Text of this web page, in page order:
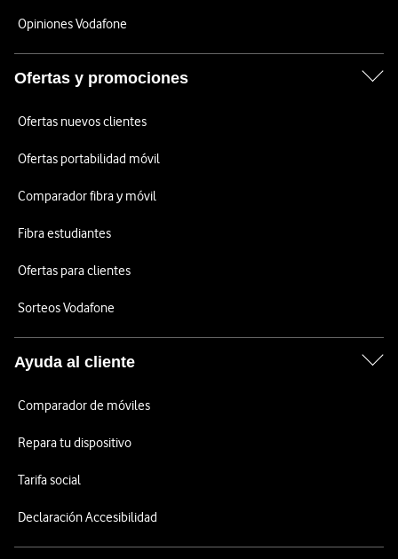
Opiniones Vodafone
Ofertas y promociones
Ofertas nuevos clientes
Ofertas portabilidad móvil
Comparador fibra y móvil
Fibra estudiantes
Ofertas para clientes
Sorteos Vodafone
Ayuda al cliente
Comparador de móviles
Repara tu dispositivo
Tarifa social
Declaración Accesibilidad